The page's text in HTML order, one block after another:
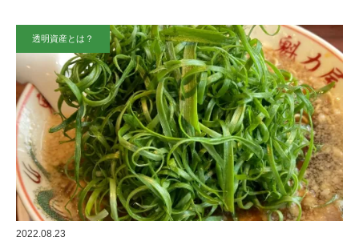
透明資産とは？
2022.08.23